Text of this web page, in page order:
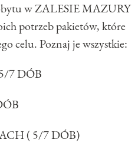
w ZALESIE MAZURY
potrzeb pakietów, które
celu. Poznaj je wszystkie:
7 DÓB
( 5/7 DÓB)